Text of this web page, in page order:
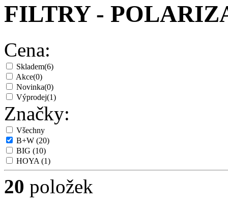
FILTRY -
Cena:
Skladem(6)
Akce(0)
Novinka(0)
Výprodej(1)
Značky:
Všechny
B+W (20)
BIG (10)
HOYA(1)
20 položek